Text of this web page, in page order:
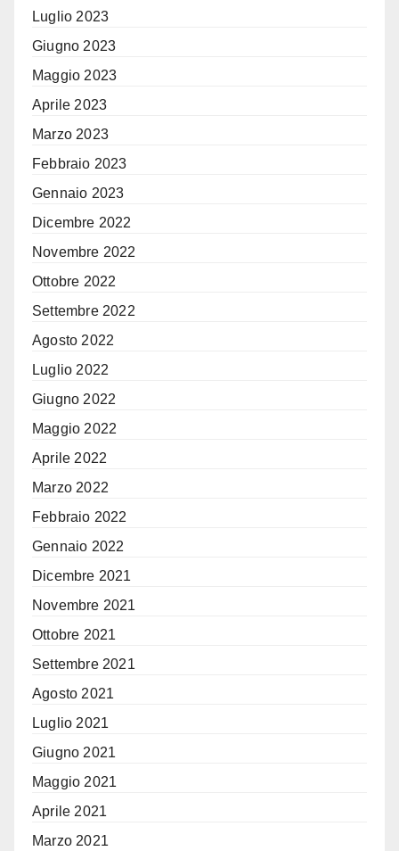
Luglio 2023
Giugno 2023
Maggio 2023
Aprile 2023
Marzo 2023
Febbraio 2023
Gennaio 2023
Dicembre 2022
Novembre 2022
Ottobre 2022
Settembre 2022
Agosto 2022
Luglio 2022
Giugno 2022
Maggio 2022
Aprile 2022
Marzo 2022
Febbraio 2022
Gennaio 2022
Dicembre 2021
Novembre 2021
Ottobre 2021
Settembre 2021
Agosto 2021
Luglio 2021
Giugno 2021
Maggio 2021
Aprile 2021
Marzo 2021